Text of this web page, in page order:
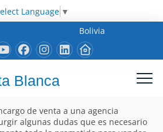
Language ▼
Bolivia
Blanca
de venta a una agencia
algunas dudas que es necesario